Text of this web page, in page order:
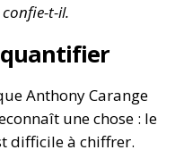
t-il.
quantifier
Anthony Carange
une chose : le
difficile à chiffrer.